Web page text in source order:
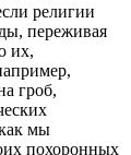
религии
переживая
их,
гроб,
мы
похоронных